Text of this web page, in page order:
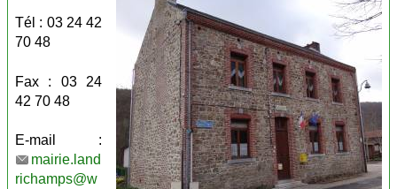
Tél : 03 24 42
70 48
Fax : 03 24
42 70 48
E-mail :
mairie.land
richamps@w